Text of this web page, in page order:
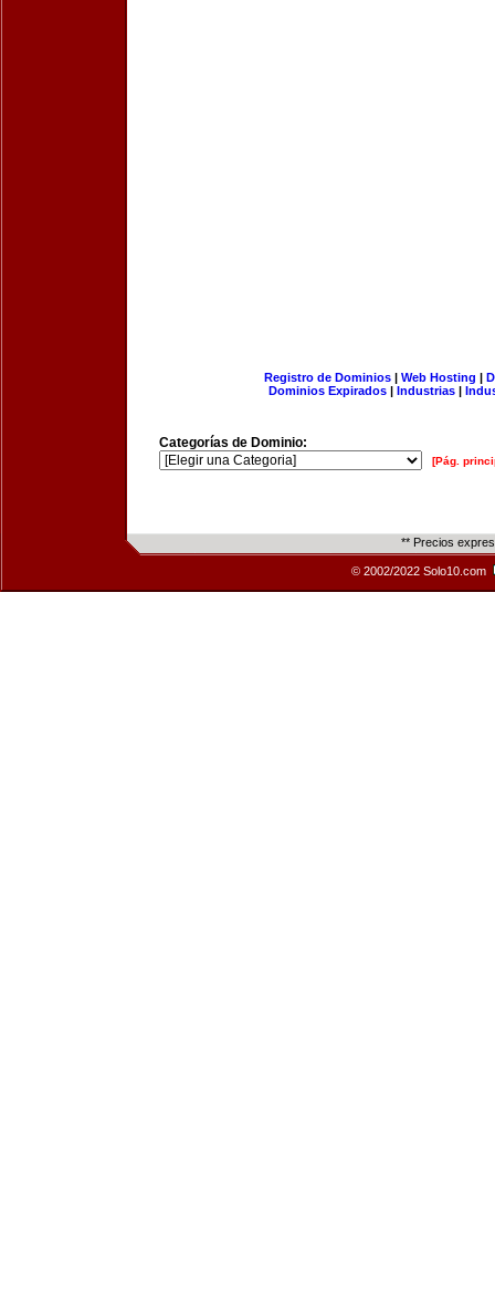
Registro de Dominios| Web Hosting |
Dominios Expirados | Industrias |
Categorías de Dominio:
[Pág.
** Precios
© 2002/2022 Solo10.com